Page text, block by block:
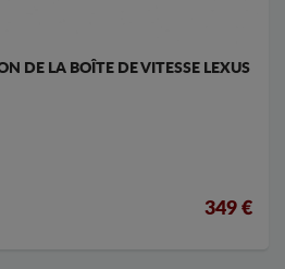
DE LA BOÎTE DE VITESSE LEXUS
349 €